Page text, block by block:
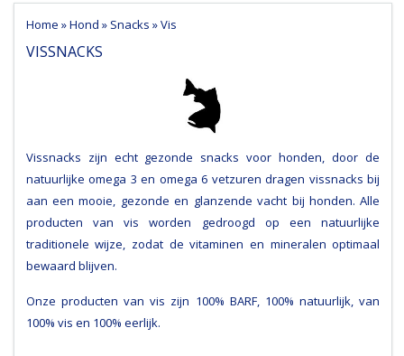
Home »Hond » Snacks »Vis
VISSNACKS
Vissnacks zijn echt gezonde snacks voor honden, door de
natuurlijke omega 3 en omega 6 vetzuren dragen vissnacks bij
aan een mooie, gezonde en glanzende vacht bij honden. Alle
producten van vis worden gedroogd op een natuurlijke
traditionele wijze, zodat de vitaminen en mineralen optimaal
bewaard blijven.
Onze producten van vis zijn 100% BARF, 100% natuurlijk, van
100% vis en 100% eerlijk.